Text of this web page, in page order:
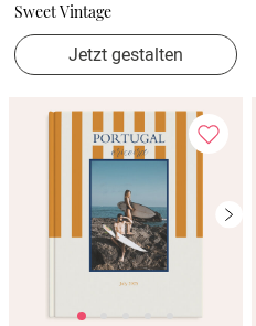
Sweet Vintage
Jetzt gestalten